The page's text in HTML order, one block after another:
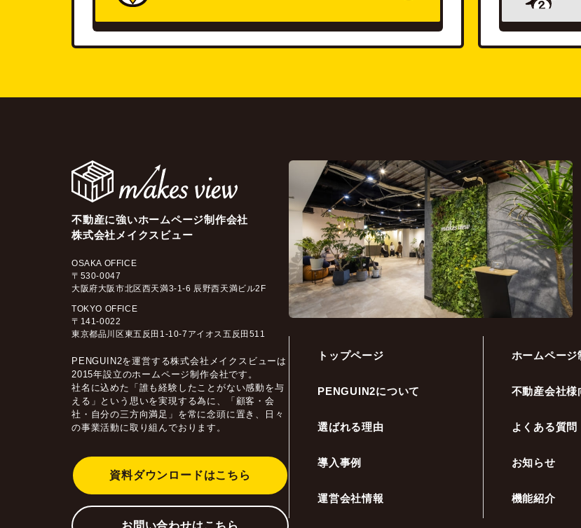
不動産に強いホームページ制作会社
株式会社メイクスビュー
OSAKA OFFICE
〒530-0047
大阪府大阪市北区西天満3-1-6 辰野西天満ビル2F
TOKYO OFFICE
〒141-0022
東京都品川区東五反田1-10-7アイオス五反田511
PENGUIN2を運営する株式会社メイクスビューは
2015年設立のホームページ制作会社です。
社名に込めた「誰も経験したことがない感動を与
える」という思いを実現する為に、「顧客・会
社・自分の三方向満足」を常に念頭に置き、日々
の事業活動に取り組んでおります。
資料ダウンロードはこちら
トップページ
PENGUIN2について
選ばれる理由
導入事例
運営会社情報
ホームページ
不動産会社様
よくある質問
お知らせ
機能紹介